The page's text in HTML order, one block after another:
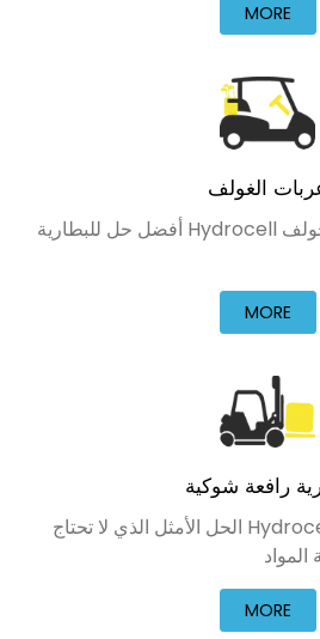
MORE
الغولف
توفر بطاريات عربات الجولف Hydrocell أفضل حل للبطارية
MORE
رافعة شوكية
تعد بطاريات Hydrocell Forklift الحل الأمثل الذي لا تحتاج
MORE